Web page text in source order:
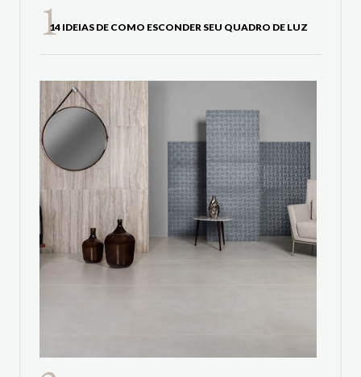
14 IDEIAS DE COMO ESCONDER SEU QUADRO DE LUZ